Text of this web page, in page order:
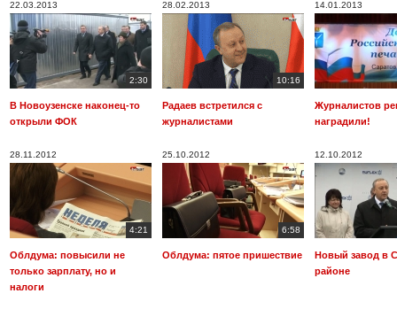
22.03.2013
2:30
В Новоузенске наконец-то
открыли ФОК
28.02.2013
10:16
Радаев встретился с
журналистами
14.01.2013
Журналистов
наградили!
28.11.2012
4:21
Облдума: повысили не
только зарплату, но и
налоги
25.10.2012
6:58
Облдума: пятое пришествие
12.10.2012
Новый завод в
районе